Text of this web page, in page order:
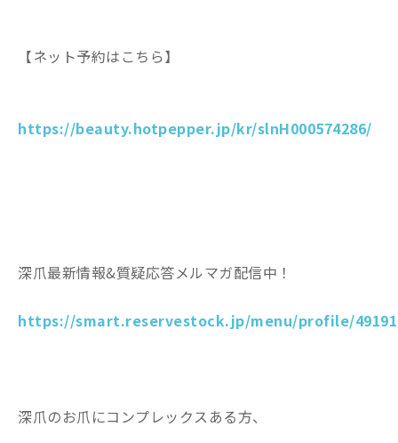
【ネット予約はこちら】
https://beauty.hotpepper.jp/kr/slnH000574286/
深爪最新情報&質疑応答メルマガ配信中！
https://smart.reservestock.jp/menu/profile/49191
深爪のお爪にコンプレックスある方、